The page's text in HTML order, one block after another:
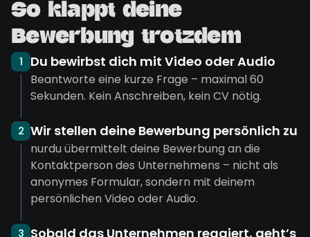
So klappt deine
Bewerbung trotzdem
1 Du bewirbst dich mit Video oder Audio
Beantworte eine kurze Frage – maximal 60
Sekunden. Kein Anschreiben, kein CV nötig.
2 Wir stellen deine Bewerbung persönlich zu
nurdu übermittelt deine Bewerbung an die
Kontaktperson des Unternehmens – nicht als
anonymes Formular, sondern mit deinem
persönlichen Video oder Audio.
3 Sobald das Unternehmen reagiert, geht’s